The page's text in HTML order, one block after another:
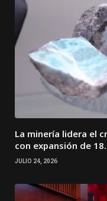
La minería lidera el
con expansión de
JULIO 24, 2026